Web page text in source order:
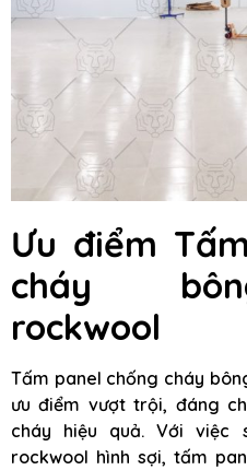
Ưu điểm
cháy
rockwool
Tấm panel chống cháy
ưu điểm vượt trội, đáng
cháy hiệu quả. Với việc
rockwool hình sợi, tấm